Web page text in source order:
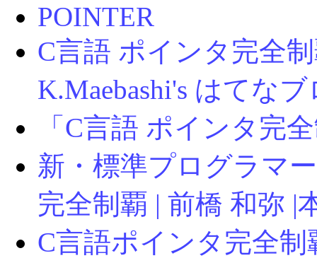
POINTER
C言語 ポインタ完全
K.Maebashi's はてな
「C言語 ポインタ完
新・標準プログラマ
完全制覇 | 前橋 和弥 |
C言語ポインタ完全